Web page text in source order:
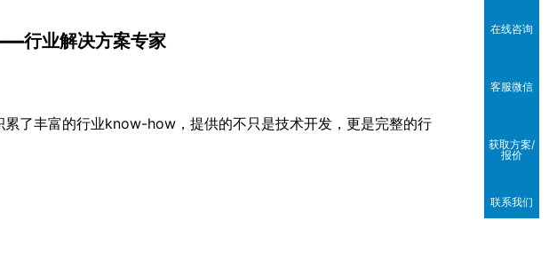
行业解决方案专家
了丰富的行业know-how，提供的不只是技术开发，更是完整的行
在线咨询
客服微信
获取方案/
报价
联系我们